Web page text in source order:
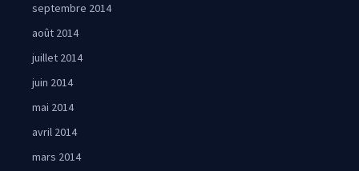
septembre 2014
août 2014
juillet 2014
juin 2014
mai 2014
avril 2014
mars 2014